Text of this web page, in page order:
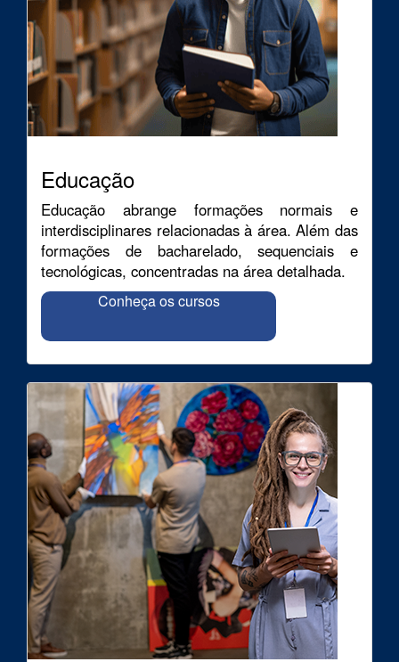
Educação
Educação abrange formações normais e
interdisciplinares relacionadas à área. Além das
formações de bacharelado, sequenciais e
tecnológicas, concentradas na área detalhada.
Conheça os cursos